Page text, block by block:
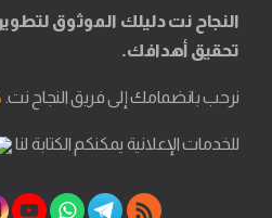
النجاح نت دليلك الموثوق
تحقيق أهدافك.
نرحب بانضمامك إلى فريق النجاح نت.
للخدمات الإعلانية يمكنكم الكتابة لنا